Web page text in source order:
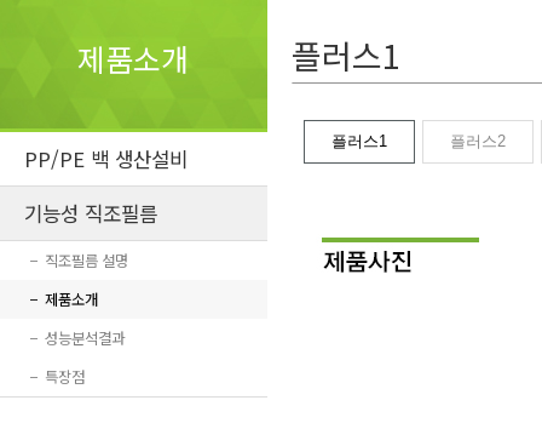
제품소개
PP/PE 백 생산설비
기능성 직조필름
− 직조필름 설명
− 제품소개
− 성능분석결과
− 특장점
플러스1
플러스1 플러스2